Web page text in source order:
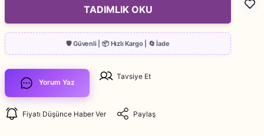
TADIMLIK OKU
Yorum Yaz
Tavsiye Et
Fiyatı Düşünce Haber Ver Paylaş